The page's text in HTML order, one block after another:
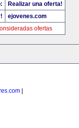
Realizar una oferta!
ejovenes.com
ofertas